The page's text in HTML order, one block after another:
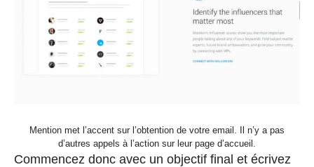
Mention met l’accent sur l’obtention de votre email. Il n’y a pas
d’autres appels à l’action sur leur page d’accueil.
Commencez donc avec un objectif final et écrivez